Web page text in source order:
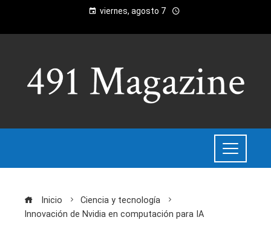
viernes, agosto 7
Inicio
Ciencia y tecnología
Innovación de Nvidia en computación para IA